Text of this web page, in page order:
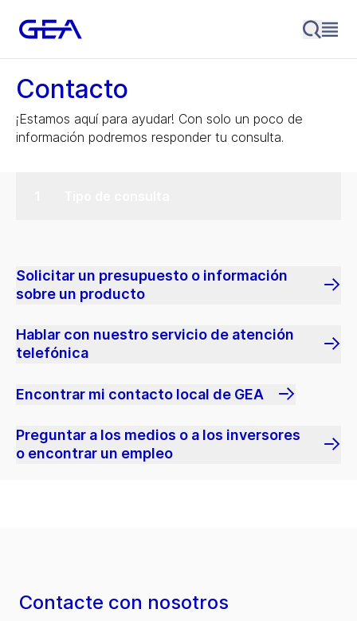
Contacto
¡Estamos aquí para ayudar! Con solo un poco de
información podremos responder tu consulta.
Solicitar un presupuesto o información
sobre un producto
Hablar con nuestro servicio de atención
telefónica
Encontrar mi contacto local de GEA
Preguntar a los medios o a los inversores
o encontrar un empleo
Contacte con nosotros